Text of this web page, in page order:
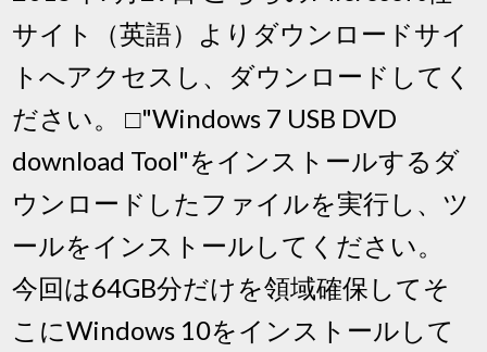
サイト（英語）よりダウンロードサイ
トへアクセスし、ダウンロードしてく
ださい。 □"Windows 7 USB DVD
download Tool"をインストールするダ
ウンロードしたファイルを実行し、ツ
ールをインストールしてください。
今回は64GB分だけを領域確保してそ
こにWindows 10をインストールして